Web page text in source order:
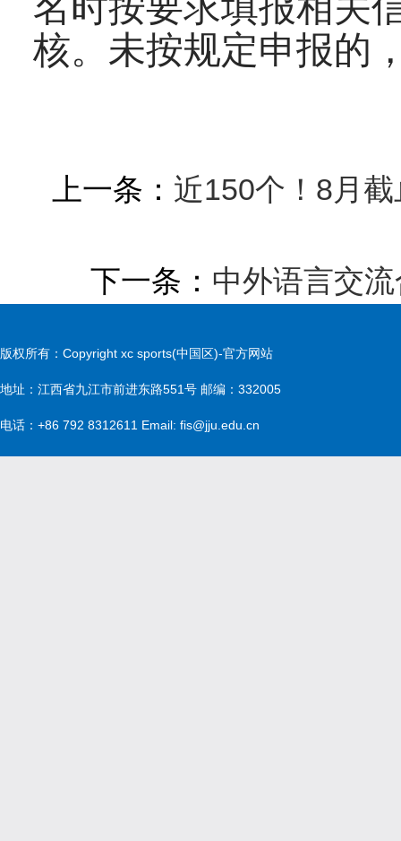
核。未按规定申报的
上一条： 近150个！8月
下一条： 中外语言交
版权所有：Copyright xc sports(中国区)-官方网站
地址：江西省九江市前进东路551号 邮编：332005
电话：+86 792 8312611 Email: fis@jju.edu.cn